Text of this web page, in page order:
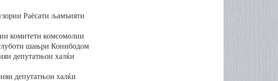
Раёсатиљамъияти
комитети комсомолии
шањри Конибодом
депутатњои халќи
депутатњои халќи